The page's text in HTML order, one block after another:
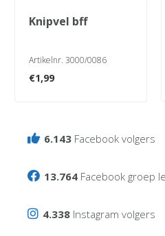
knipvel bff
Artikelnr. 3000/0086
€1,99
6.143 Facebook volgers
13.764 Facebook groep
4.338 Instagram volgers